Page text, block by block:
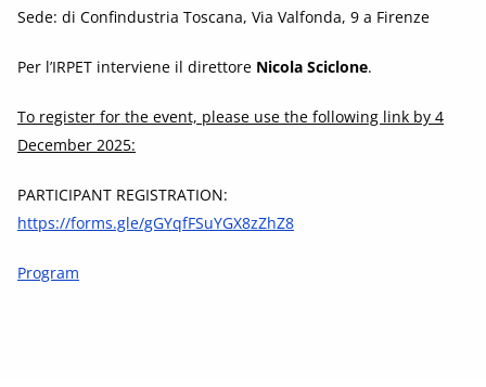
Sede: di Confindustria Toscana, Via Valfonda, 9 a Firenze
Per l’IRPET interviene il direttore Nicola Sciclone.
To register for the event, please use the following link by 4
December 2025:
PARTICIPANT REGISTRATION:
https://forms.gle/gGYqfFSuYGX8zZhZ8
Program